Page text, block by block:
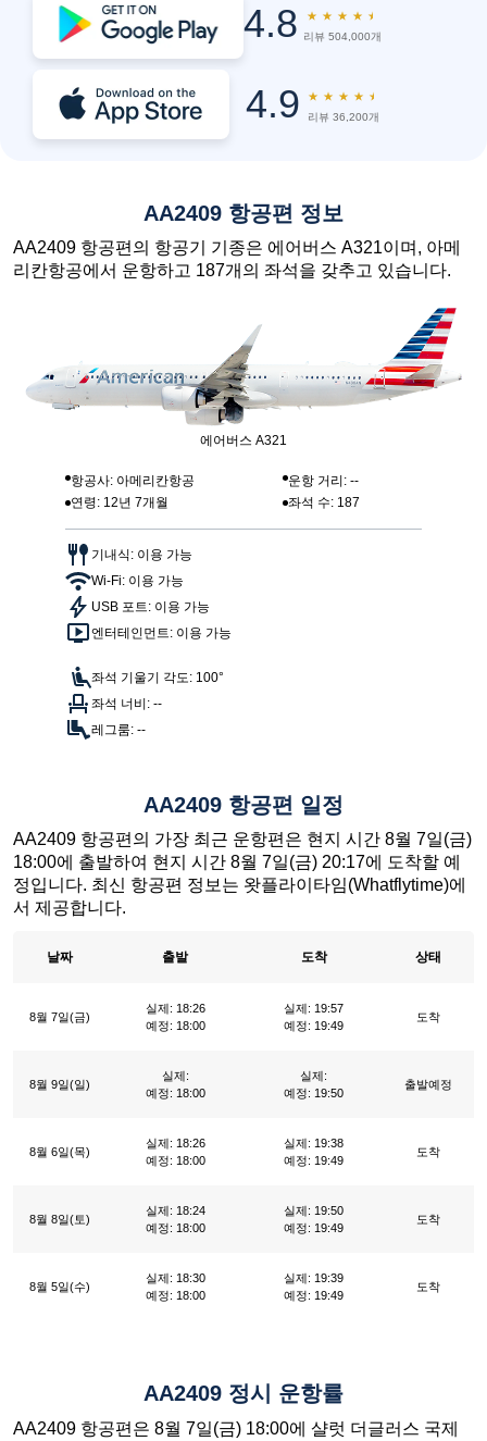
4.8 ★ ★ ★ ★ ★
리뷰 504,000개
4.9 ★ ★ ★ ★ ★
리뷰 36,200개
AA2409 항공편 정보
AA2409 항공편의 항공기 기종은 에어버스 A321이며, 아메
리칸항공에서 운항하고 187개의 좌석을 갖추고 있습니다.
에어버스 A321
항공사: 아메리칸항공
운항 거리: --
연령: 12년 7개월
좌석 수: 187
기내식: 이용 가능
Wi-Fi: 이용 가능
USB 포트: 이용 가능
엔터테인먼트: 이용 가능
좌석 기울기 각도: 100°
좌석 너비: --
레그룸: --
AA2409 항공편 일정
AA2409 항공편의 가장 최근 운항편은 현지 시간 8월 7일(금)
18:00에 출발하여 현지 시간 8월 7일(금) 20:17에 도착할 예
정입니다. 최신 항공편 정보는 왓플라이타임(Whatflytime)에
서 제공합니다.
날짜 출발 도착 상태
8월 7일(금)
실제: 18:26
예정: 18:00
실제: 19:57
예정: 19:49
도착
8월 9일(일)
실제:
예정: 18:00
실제:
예정: 19:50
출발예정
8월 6일(목)
실제: 18:26
예정: 18:00
실제: 19:38
예정: 19:49
도착
8월 8일(토)
실제: 18:24
예정: 18:00
실제: 19:50
예정: 19:49
도착
8월 5일(수)
실제: 18:30
예정: 18:00
실제: 19:39
예정: 19:49
도착
AA2409 정시 운항률
AA2409 항공편은 8월 7일(금) 18:00에 샬럿 더글러스 국제